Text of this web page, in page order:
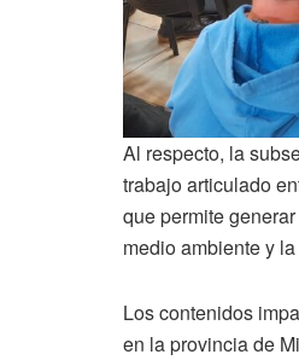
Al respecto, la
trabajo articulado
que permite
medio ambiente y
Los contenidos
en la provincia de